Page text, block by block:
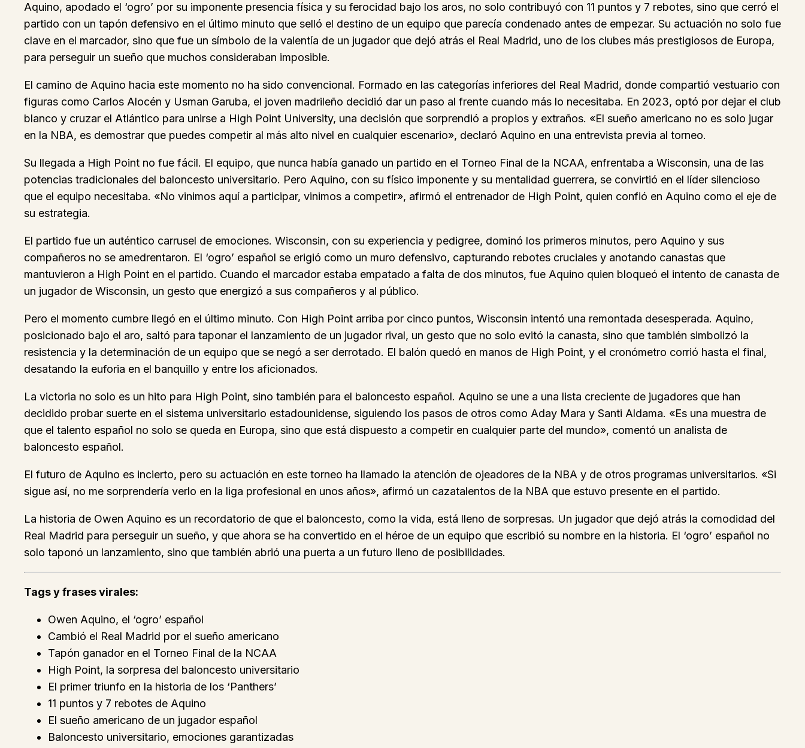
Aquino, apodado el ‘ogro’ por su imponente presencia física y su ferocidad bajo los aros, no solo contribuyó con 11 puntos y 7 rebotes, sino que cerró el
partido con un tapón defensivo en el último minuto que selló el destino de un equipo que parecía condenado antes de empezar. Su actuación no solo fue
clave en el marcador, sino que fue un símbolo de la valentía de un jugador que dejó atrás el Real Madrid, uno de los clubes más prestigiosos de Europa,
para perseguir un sueño que muchos consideraban imposible.
El camino de Aquino hacia este momento no ha sido convencional. Formado en las categorías inferiores del Real Madrid, donde compartió vestuario con
figuras como Carlos Alocén y Usman Garuba, el joven madrileño decidió dar un paso al frente cuando más lo necesitaba. En 2023, optó por dejar el club
blanco y cruzar el Atlántico para unirse a High Point University, una decisión que sorprendió a propios y extraños. «El sueño americano no es solo jugar
en la NBA, es demostrar que puedes competir al más alto nivel en cualquier escenario», declaró Aquino en una entrevista previa al torneo.
Su llegada a High Point no fue fácil. El equipo, que nunca había ganado un partido en el Torneo Final de la NCAA, enfrentaba a Wisconsin, una de las
potencias tradicionales del baloncesto universitario. Pero Aquino, con su físico imponente y su mentalidad guerrera, se convirtió en el líder silencioso
que el equipo necesitaba. «No vinimos aquí a participar, vinimos a competir», afirmó el entrenador de High Point, quien confió en Aquino como el eje de
su estrategia.
El partido fue un auténtico carrusel de emociones. Wisconsin, con su experiencia y pedigree, dominó los primeros minutos, pero Aquino y sus
compañeros no se amedrentaron. El ‘ogro’ español se erigió como un muro defensivo, capturando rebotes cruciales y anotando canastas que
mantuvieron a High Point en el partido. Cuando el marcador estaba empatado a falta de dos minutos, fue Aquino quien bloqueó el intento de canasta de
un jugador de Wisconsin, un gesto que energizó a sus compañeros y al público.
Pero el momento cumbre llegó en el último minuto. Con High Point arriba por cinco puntos, Wisconsin intentó una remontada desesperada. Aquino,
posicionado bajo el aro, saltó para taponar el lanzamiento de un jugador rival, un gesto que no solo evitó la canasta, sino que también simbolizó la
resistencia y la determinación de un equipo que se negó a ser derrotado. El balón quedó en manos de High Point, y el cronómetro corrió hasta el final,
desatando la euforia en el banquillo y entre los aficionados.
La victoria no solo es un hito para High Point, sino también para el baloncesto español. Aquino se une a una lista creciente de jugadores que han
decidido probar suerte en el sistema universitario estadounidense, siguiendo los pasos de otros como Aday Mara y Santi Aldama. «Es una muestra de
que el talento español no solo se queda en Europa, sino que está dispuesto a competir en cualquier parte del mundo», comentó un analista de
baloncesto español.
El futuro de Aquino es incierto, pero su actuación en este torneo ha llamado la atención de ojeadores de la NBA y de otros programas universitarios. «Si
sigue así, no me sorprendería verlo en la liga profesional en unos años», afirmó un cazatalentos de la NBA que estuvo presente en el partido.
La historia de Owen Aquino es un recordatorio de que el baloncesto, como la vida, está lleno de sorpresas. Un jugador que dejó atrás la comodidad del
Real Madrid para perseguir un sueño, y que ahora se ha convertido en el héroe de un equipo que escribió su nombre en la historia. El ‘ogro’ español no
solo taponó un lanzamiento, sino que también abrió una puerta a un futuro lleno de posibilidades.
Tags y frases virales:
Owen Aquino, el ‘ogro’ español
Cambió el Real Madrid por el sueño americano
Tapón ganador en el Torneo Final de la NCAA
High Point, la sorpresa del baloncesto universitario
El primer triunfo en la historia de los ‘Panthers’
11 puntos y 7 rebotes de Aquino
El sueño americano de un jugador español
Baloncesto universitario, emociones garantizadas